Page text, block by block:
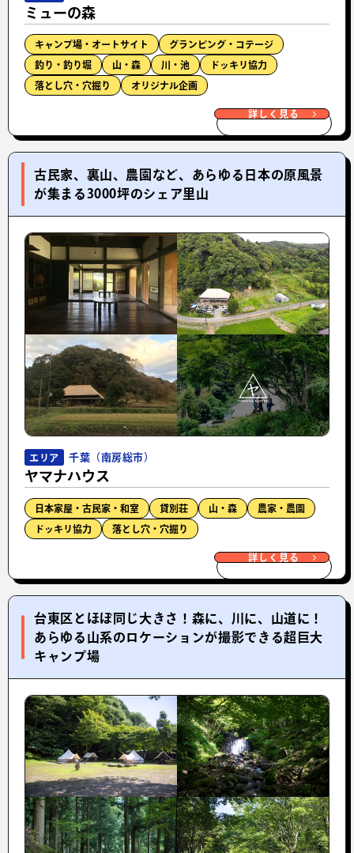
ミューの森
キャンプ場・オートサイト グランピング・コテージ
釣り・釣り堀 山・森 川・池 ドッキリ協力
落とし穴・穴掘り オリジナル企画
詳しく見る
古民家、裏山、農園など、あらゆる日本の原風景
が集まる3000坪のシェア里山
エリア 千葉（南房総市）
ヤマナハウス
日本家屋・古民家・和室 貸別荘 山・森 農家・農園
ドッキリ協力 落とし穴・穴掘り
詳しく見る
台東区とほぼ同じ大きさ！森に、川に、山道に！
あらゆる山系のロケーションが撮影できる超巨大
キャンプ場